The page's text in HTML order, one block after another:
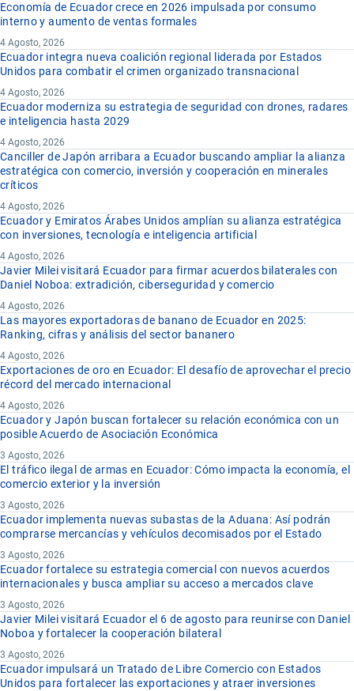
Economía de Ecuador crece en 2026 impulsada por consumo
interno y aumento de ventas formales
4 Agosto, 2026
Ecuador integra nueva coalición regional liderada por Estados
Unidos para combatir el crimen organizado transnacional
4 Agosto, 2026
Ecuador moderniza su estrategia de seguridad con drones, radares
e inteligencia hasta 2029
4 Agosto, 2026
Canciller de Japón arribara a Ecuador buscando ampliar la alianza
estratégica con comercio, inversión y cooperación en minerales
críticos
4 Agosto, 2026
Ecuador y Emiratos Árabes Unidos amplían su alianza estratégica
con inversiones, tecnología e inteligencia artificial
4 Agosto, 2026
Javier Milei visitará Ecuador para firmar acuerdos bilaterales con
Daniel Noboa: extradición, ciberseguridad y comercio
4 Agosto, 2026
Las mayores exportadoras de banano de Ecuador en 2025:
Ranking, cifras y análisis del sector bananero
4 Agosto, 2026
Exportaciones de oro en Ecuador: El desafío de aprovechar el precio
récord del mercado internacional
4 Agosto, 2026
Ecuador y Japón buscan fortalecer su relación económica con un
posible Acuerdo de Asociación Económica
3 Agosto, 2026
El tráfico ilegal de armas en Ecuador: Cómo impacta la economía, el
comercio exterior y la inversión
3 Agosto, 2026
Ecuador implementa nuevas subastas de la Aduana: Así podrán
comprarse mercancías y vehículos decomisados por el Estado
3 Agosto, 2026
Ecuador fortalece su estrategia comercial con nuevos acuerdos
internacionales y busca ampliar su acceso a mercados clave
3 Agosto, 2026
Javier Milei visitará Ecuador el 6 de agosto para reunirse con Daniel
Noboa y fortalecer la cooperación bilateral
3 Agosto, 2026
Ecuador impulsará un Tratado de Libre Comercio con Estados
Unidos para fortalecer las exportaciones y atraer inversiones